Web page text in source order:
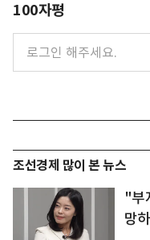
100자평
조선경제 많이 본 뉴스
"부
망